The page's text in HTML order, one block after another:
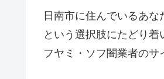
日南市に住んでいるあ
という選択肢にたどり
フヤミ・ソフ闇業者のサ